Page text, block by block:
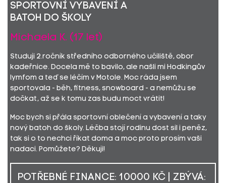
sportovní vybavení a
batoh do školy
Michaela K. (17 let)
Studuji 2.ročník středního odborného učiliště, obor
kadeřnice. Docela mě to bavilo, ale našli mi Hodkingův
lymfom a teď se léčím v Motole. Moc ráda jsem
sportovala - běh, fitness, snowboard - a nemůžu se
dočkat, až se k tomu zas budu moct vrátit!
Moc bych si přála sportovní oblečení a vybavení a taky
nový batoh do školy. Léčba stojí rodinu dost sil i peněz,
tak si o to nechci říkat doma a moc proto prosím vaši
nadaci. Pomůžete? Děkuji!
POTŘEBNÉ FINANCE: 10000 KČ | ZBÝVÁ: